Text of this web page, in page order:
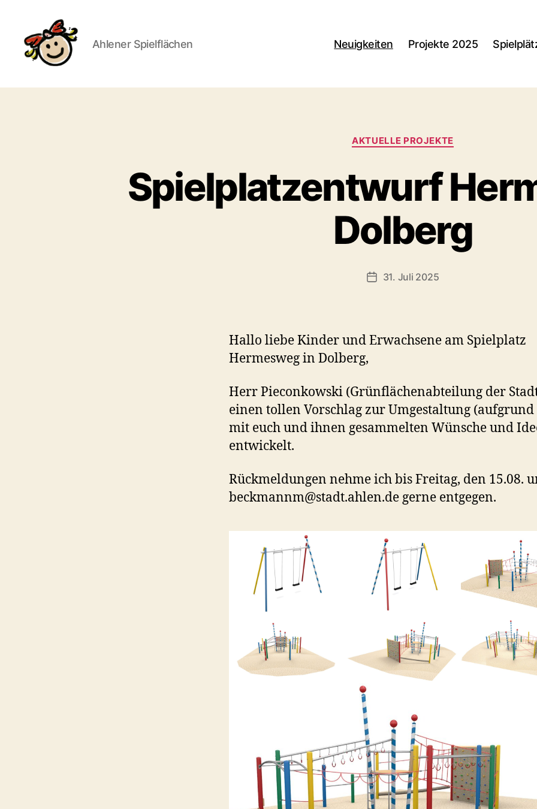
Ahlener
Spielflächen
Ahlener Spielflächen Neuigkeiten Projekte 2025
Kategorien
AKTUELLE PROJEKTE
Spielplatzentwurf
Dolberg
Veröffentlichungsdatum
31. Juli 2025
Hallo liebe Kinder und Erwachsene am Spielplatz
Hermesweg in Dolberg,
Herr Pieconkowski (Grünflächenabteilung der
einen tollen Vorschlag zur Umgestaltung
mit euch und ihnen gesammelten Wünsche und
entwickelt.
Rückmeldungen nehme ich bis Freitag, den 15.08.
beckmannm@stadt.ahlen.de gerne entgegen.